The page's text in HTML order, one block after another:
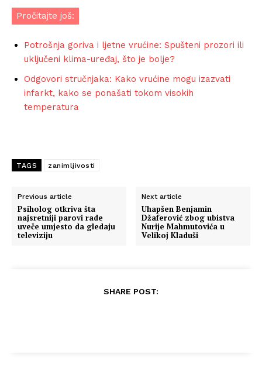
Pročitajte još:
Potrošnja goriva i ljetne vrućine: Spušteni prozori ili
uključeni klima-uređaj, što je bolje?
Odgovori stručnjaka: Kako vrućine mogu izazvati
infarkt, kako se ponašati tokom visokih
temperatura
TAGS zanimljivosti
Previous article
Psiholog otkriva šta
najsretniji parovi rade
uveče umjesto da gledaju
televiziju
Next article
Uhapšen Benjamin
Džaferović zbog ubistva
Nurije Mahmutovića u
Velikoj Kladuši
SHARE POST: